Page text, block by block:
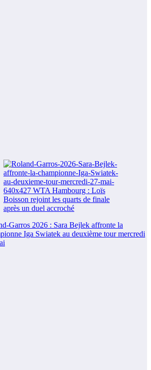
Garros 2026 : Sara Bejlek affronte la
Iga Swiatek au deuxième tour mercredi